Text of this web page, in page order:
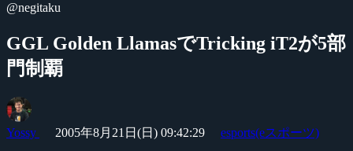
@negitaku
GGL Golden LlamasでTricking iT2が5部
門制覇
Yossy 2005年8月21日(日) 09:42:29 esports(eスポーツ)